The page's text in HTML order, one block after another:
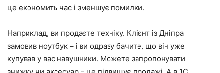
це економить час і зменшує помилки.
Наприклад, ви продаєте техніку. Клієнт із Дніпра
замовив ноутбук – і ви одразу бачите, що він уже
купував у вас навушники. Можете запропонувати